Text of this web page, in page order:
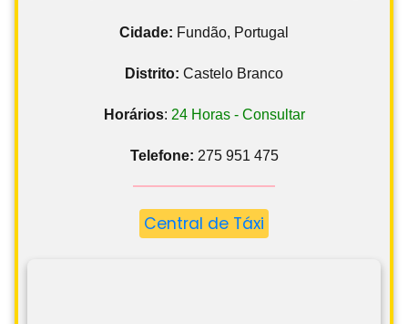
Cidade: Fundão, Portugal
Distrito: Castelo Branco
Horários: 24 Horas - Consultar
Telefone: 275 951 475
Central de Táxi